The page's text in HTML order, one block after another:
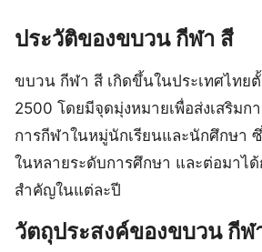
ประวัติของขบวน กีฬา สี
ขบวน กีฬา สี เกิดขึ้นในประเทศไทย
2500 โดยมีจุดมุ่งหมายเพื่อส่งเสริมก
การกีฬาในหมู่นักเรียนและนักศึกษา
ในหลายระดับการศึกษา และต่อมาไ
สำคัญในแต่ละปี
วัตถุประสงค์ของขบวน กีฬ